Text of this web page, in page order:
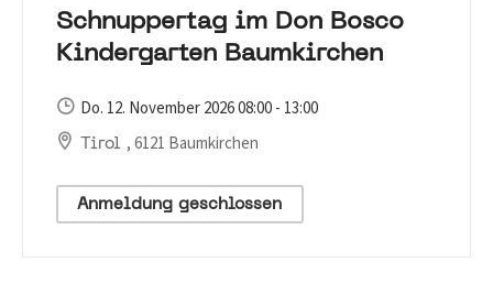
Schnuppertag im Don Bosco
Kindergarten Baumkirchen
Do. 12. November 2026 08:00 - 13:00
Tirol , 6121 Baumkirchen
Anmeldung geschlossen